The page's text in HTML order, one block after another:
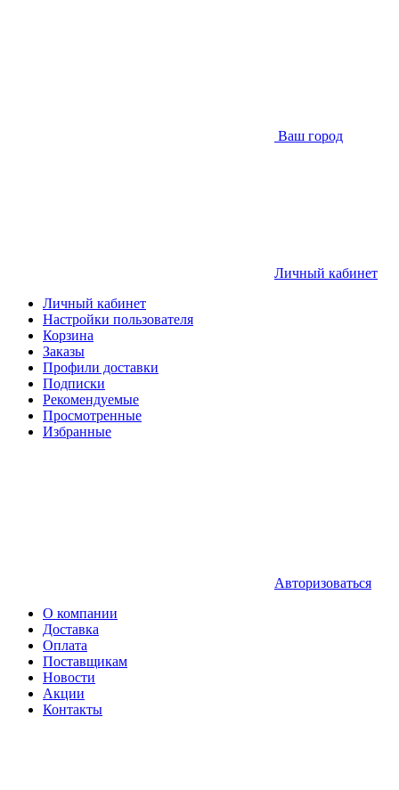
Ваш город
Личный кабинет
Личный кабинет
Настройки пользователя
Корзина
Заказы
Профили доставки
Подписки
Рекомендуемые
Просмотренные
Избранные
Авторизоваться
О компании
Доставка
Оплата
Поставщикам
Новости
Акции
Контакты